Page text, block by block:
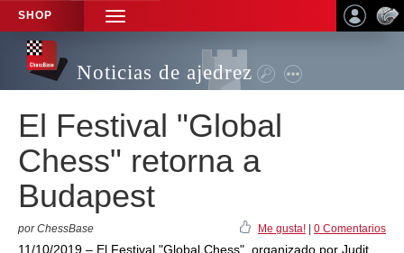
SHOP
TOGGLE
NAVIGATION
Noticias de ajedrez
El Festival "Global
Chess" retorna a
Budapest
por ChessBase Me gusta! 0 Comentarios
11/10/2019 – El Festival "Global Chess", organizado por Judit